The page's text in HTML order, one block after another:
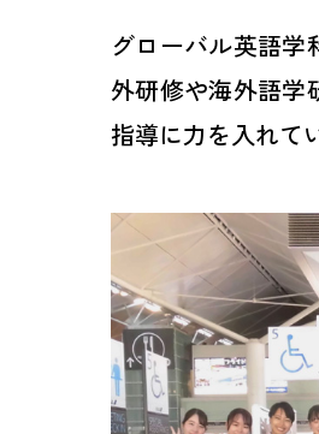
グローバル英語学
外研修や海外語学
指導に力を入れて